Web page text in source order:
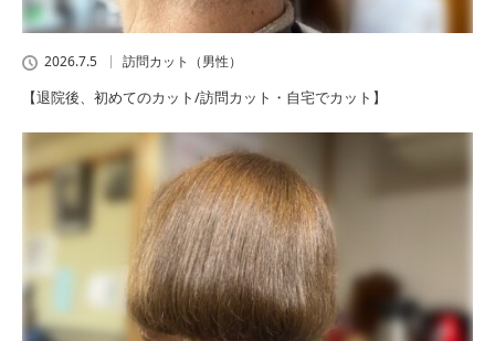
2026.7.5 訪問カット（男性）
【退院後、初めてのカット/訪問カット・自宅でカット】